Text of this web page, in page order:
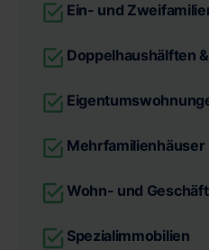
Ein- und
Doppelhaushälften
Mehrfamilienhäuser
Wohn- und
Spezialimmobilien